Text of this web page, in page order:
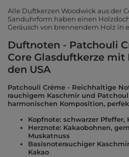
Alle Duftkerzen Woodwick aus der
Sanduhrform haben einen
Geräusch von brennendem Holz in
Duftnoten - Patchouli
Core Glasduftkerze mit
den USA
Patchouli Créme - Reichhaltige
rauchigem Kaschmir und
harmonischen Komposition,
Kopfnote: schwarzer Pfeffer,
Herznote: Kakaobohnen,
Muskatnuss
Basisnoterauchiger
Kakao